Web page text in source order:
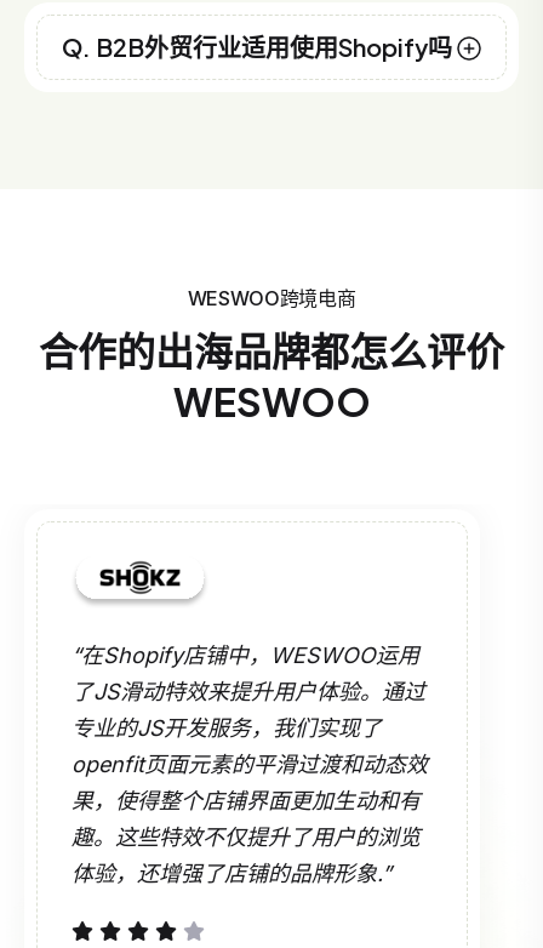
Q. B2B外贸行业适用使用Shopify吗
WESWOO跨境电商
合作的出海品牌都怎么评价
WESWOO
“在Shopify店铺中，WESWOO运用
了JS滑动特效来提升用户体验。通过
专业的JS开发服务，我们实现了
openfit页面元素的平滑过渡和动态效
果，使得整个店铺界面更加生动和有
趣。这些特效不仅提升了用户的浏览
体验，还增强了店铺的品牌形象.”